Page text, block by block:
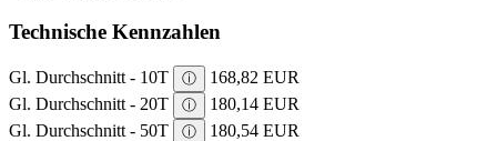
Technische Kennzahlen
Gl. Durchschnitt - 10T ⓘ
168,82 EUR
Gl. Durchschnitt - 20T
ⓘ
180,14 EUR
Gl. Durchschnitt - 50T
ⓘ
180,54 EUR